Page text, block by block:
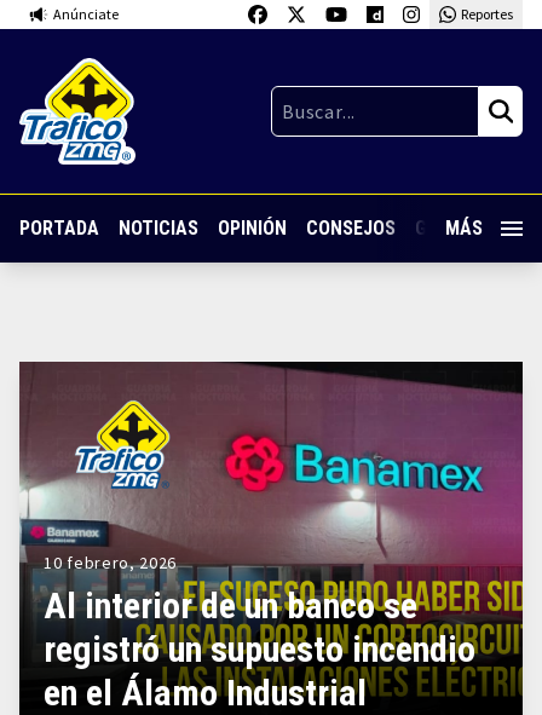
Anúnciate Reportes
PORTADA NOTICIAS OPINIÓN CONSEJOS GUARDIA
MÁS
10 febrero, 2026
Al interior de un banco se
registró un supuesto incendio
en el Álamo Industrial